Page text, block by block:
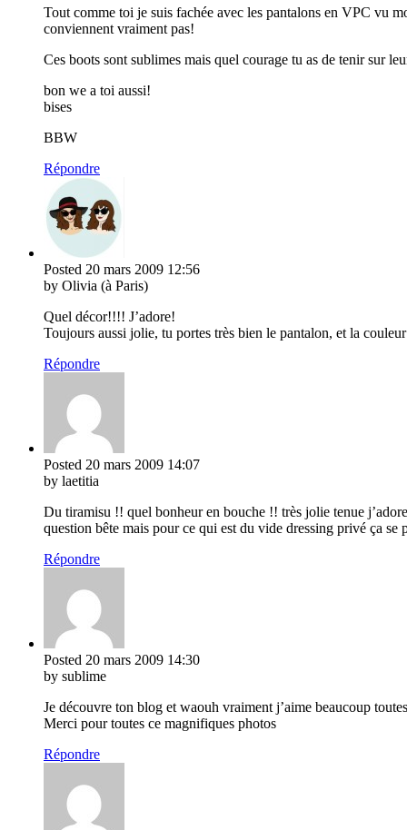
Tout comme toi je suis fachée avec les pantalons en VPC vu
conviennent vraiment pas!
Ces boots sont sublimes mais quel courage tu as de tenir sur
bon we a toi aussi!
bises
BBW
Répondre
Posted 20 mars 2009 12:56
by Olivia (à Paris)
Quel décor!!!! J’adore!
Toujours aussi jolie, tu portes très bien le pantalon, et la
Répondre
Posted 20 mars 2009 14:07
by laetitia
Du tiramisu !! quel bonheur en bouche !! très jolie tenue
question bête mais pour ce qui est du vide dressing privé ça
Répondre
Posted 20 mars 2009 14:30
by sublime
Je découvre ton blog et waouh vraiment j’aime beaucoup
Merci pour toutes ce magnifiques photos
Répondre